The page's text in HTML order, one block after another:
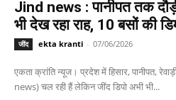
Jind news : पानीपत तक
भी देख रहा राह, 10 बसों की
जींद ekta kranti - 07/06/2026
एकता क्रांति न्यूज। प्रदेश में हिसार, पानीपत,
news) चल रही हैं लेकिन जींद डिपो अभी भी...